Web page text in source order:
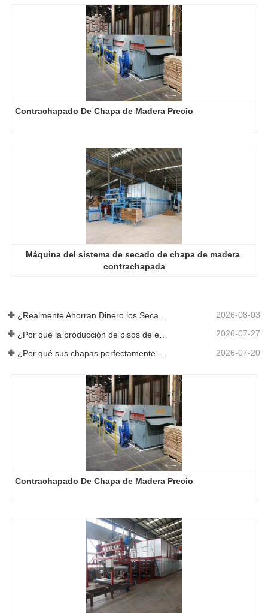
Contrachapado De Chapa de Madera Precio
Máquina del sistema de secado de chapa de madera
contrachapada
¿Realmente Ahorran Dinero los Secadores de Chapa Más Grandes? 2026-08-03
2026-07-27
2026-07-20
Contrachapado De Chapa de Madera Precio